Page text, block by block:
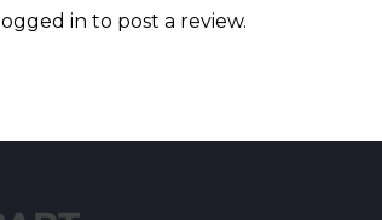
logged in to post a review.